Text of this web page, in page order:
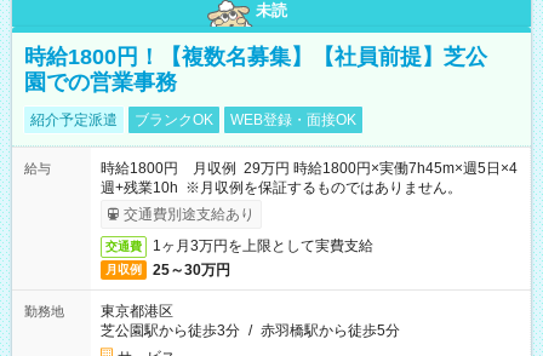
未読
時給1800円！【複数名募集】【社員前提】芝公
園での営業事務
紹介予定派遣 ブランクOK WEB登録・面接OK
給与
時給1800円 月収例 29万円 時給1800円×実働7h45m×週5日×4
週+残業10h ※月収例を保証するものではありません。
交通費別途支給あり
交通費 1ヶ月3万円を上限として実費支給
月収例 25～30万円
勤務地
東京都港区
芝公園駅から徒歩3分 / 赤羽橋駅から徒歩5分